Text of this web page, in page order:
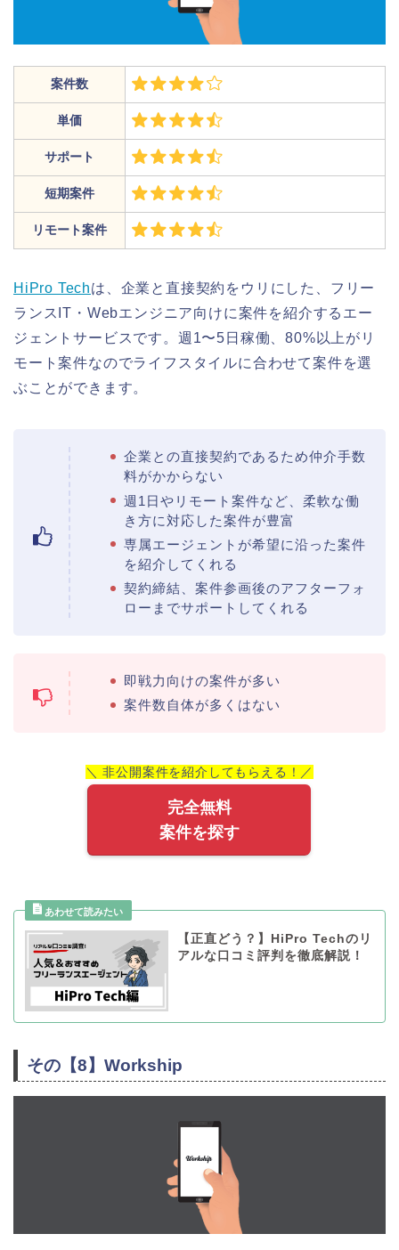
案件数
単価
サポート
短期案件
リモート案件
HiPro Techは、企業と直接契約をウリにした、フリー
ランスIT・Webエンジニア向けに案件を紹介するエー
ジェントサービスです。週1〜5日稼働、80%以上がリ
モート案件なのでライフスタイルに合わせて案件を選
ぶことができます。
企業との直接契約であるため仲介手数
料がかからない
週1日やリモート案件など、柔軟な働
き方に対応した案件が豊富
専属エージェントが希望に沿った案件
を紹介してくれる
契約締結、案件参画後のアフターフォ
ローまでサポートしてくれる
即戦力向けの案件が多い
案件数自体が多くはない
＼ 非公開案件を紹介してもらえる！／
完全無料
案件を探す
【正直どう？】HiPro Techのリ
アルな口コミ評判を徹底解説！
その【8】Workship